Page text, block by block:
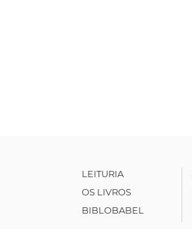
LEITURIA
OS LIVROS
BIBLOBABEL